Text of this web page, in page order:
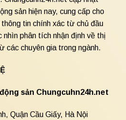
sản hiện nay, cung cấp cho
tin chính xác từ chủ đầu
phân tích nhận định về thị
các chuyên gia trong ngành.
sản Chungcuhn24h.net
Quận Cầu Giấy, Hà Nội